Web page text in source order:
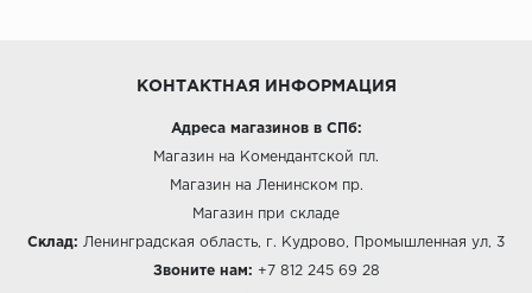
КОНТАКТНАЯ ИНФОРМАЦИЯ
Адреса магазинов в СПб:
Магазин на Комендантской пл.
Магазин на Ленинском пр.
Магазин при складе
Склад: Ленинградская область, г. Кудрово, Промышленная ул, 3
Звоните нам: +7 812 245 69 28